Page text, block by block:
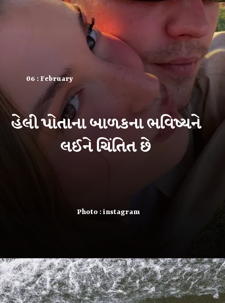
06 : February
Photo : instagram
હેલી પોતાના બાળકના ભવિષ્યને
લઈને ચિંતિત છે